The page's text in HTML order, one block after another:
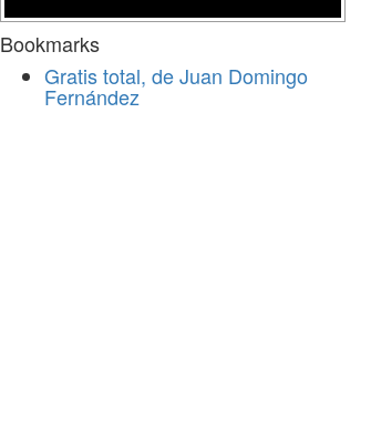
Bookmarks
Gratis total, de Juan Domingo
Fernández